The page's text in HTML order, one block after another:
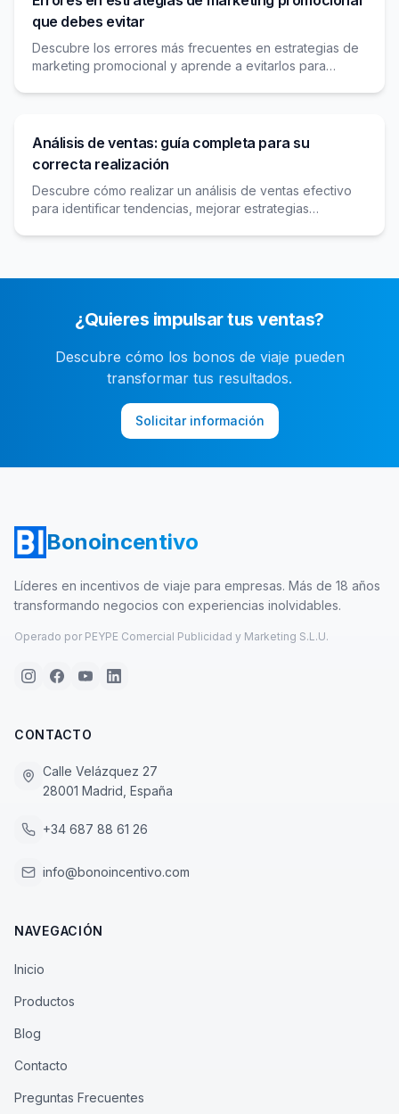
que debes evitar
Descubre los errores más frecuentes en estrategias de
marketing promocional y aprende a evitarlos para
Análisis de ventas: guía completa para su
correcta realización
Descubre cómo realizar un análisis de ventas efectivo
para identificar tendencias, mejorar estrategias
¿Quieres impulsar tus ventas?
Descubre cómo los bonos de viaje pueden
transformar tus resultados.
Solicitar información
Bonoincentivo
Líderes en incentivos de viaje para empresas. Más de 18 años
transformando negocios con experiencias inolvidables.
Operado por PEYPE Comercial Publicidad y Marketing S.L.U.
CONTACTO
Calle Velázquez 27
28001 Madrid, España
+34 687 88 61 26
info@bonoincentivo.com
NAVEGACIÓN
Inicio
Productos
Blog
Contacto
Preguntas Frecuentes